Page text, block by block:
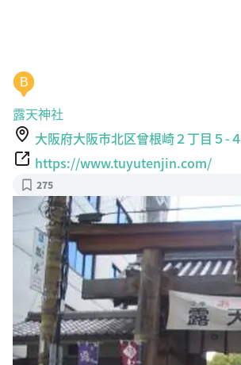
B
露天神社
大阪府大阪市北区曾根崎２丁目５-４
https://www.tuyutenjin.com/
275